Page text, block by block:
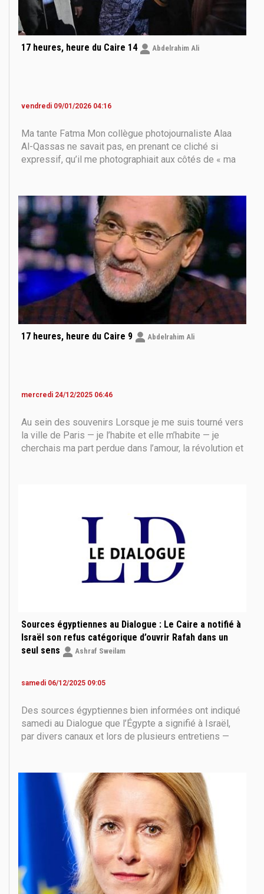
17 heures, heure du Caire 14 Abdelrahim Ali
vendredi 09/01/2026 04:16
Ma tante Fatma Mon collègue photojournaliste Alaa
Al-Qassas ne savait pas, en prenant ce cliché si
expressif, qu’il me photographiait aux côtés de « ma
la faiblesse de la vue, pour venir m’accueillir
17 heures, heure du Caire 9 Abdelrahim Ali
mercredi 24/12/2025 06:46
Au sein des souvenirs Lorsque je me suis tourné vers
la ville de Paris — je l’habite et elle m’habite — je
cherchais ma part perdue dans l’amour, la révolution et
Sources égyptiennes au Dialogue : Le Caire a notifié à
Israël son refus catégorique d’ouvrir Rafah dans un
seul sens
Ashraf Sweilam
samedi 06/12/2025 09:05
Des sources égyptiennes bien informées ont indiqué
samedi au Dialogue que l’Égypte a signifié à Israël,
par divers canaux et lors de plusieurs entretiens —
Rafah dans un seul sens, permettant uniquement